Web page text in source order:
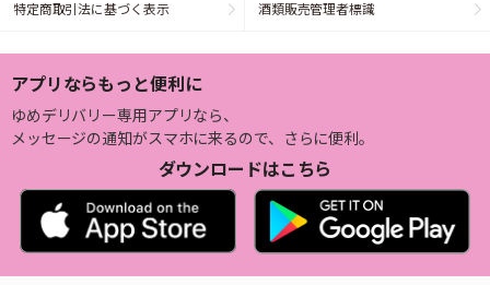
特定商取引法に基づく表示 酒類販売管理者標識
アプリならもっと便利に
ゆめデリバリー専用アプリなら、
メッセージの通知がスマホに来るので、さらに便利。
ダウンロードはこちら